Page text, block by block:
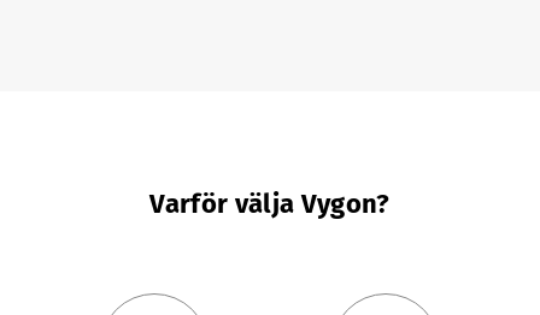
Varför välja Vygon?